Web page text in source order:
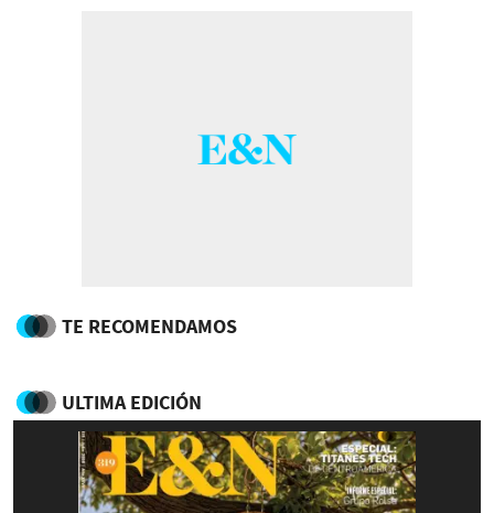
TE RECOMENDAMOS
ULTIMA EDICIÓN